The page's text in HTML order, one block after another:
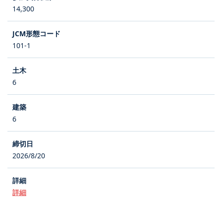
14,300
101-1
6
6
2026/8/20
詳細